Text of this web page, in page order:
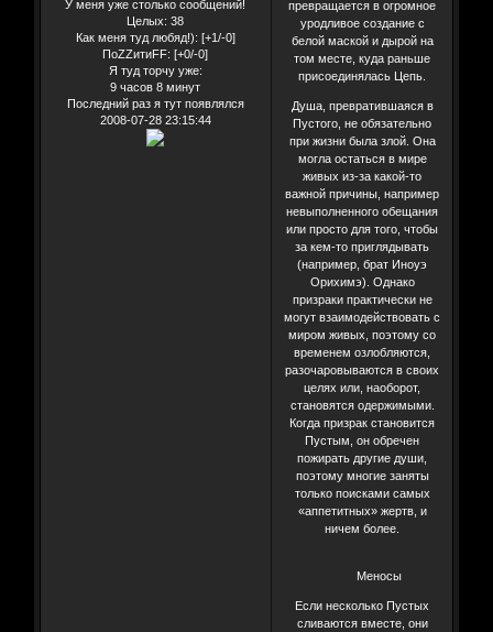
У меня уже столько сообщений!
Целых: 38
Как меня туд любяд!): [+1/-0]
ПоZZитиFF: [+0/-0]
Я туд торчу уже:
9 часов 8 минут
Последний раз я тут появлялся
2008-07-28 23:15:44
превращается в огромное
уродливое создание с
белой маской и дырой на
том месте, куда раньше
присоединялась Цепь.
Душа, превратившаяся в
Пустого, не обязательно
при жизни была злой. Она
могла остаться в мире
живых из-за какой-то
важной причины, например
невыполненного обещания
или просто для того, чтобы
за кем-то приглядывать
(например, брат Иноуэ
Орихимэ). Однако
призраки практически не
могут взаимодействовать с
миром живых, поэтому со
временем озлобляются,
разочаровываются в своих
целях или, наоборот,
становятся одержимыми.
Когда призрак становится
Пустым, он обречен
пожирать другие души,
поэтому многие заняты
только поисками самых
«аппетитных» жертв, и
ничем более.
Меносы
Если несколько Пустых
сливаются вместе, они